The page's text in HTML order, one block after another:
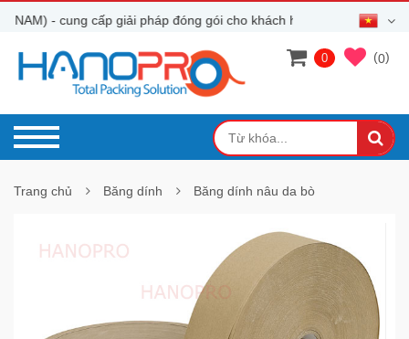
- cung cấp giải pháp đóng gói cho khách hàng
0 (0)
Trang chủ Băng dính Băng dính nâu da bò